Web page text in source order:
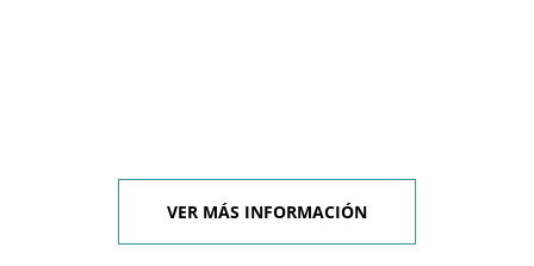
VER MÁS INFORMACIÓN